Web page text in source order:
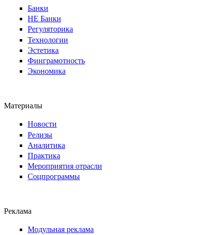
Банки
НЕ Банки
Регуляторика
Технологии
Эстетика
Финграмотность
Экономика
Материалы
Новости
Релизы
Аналитика
Практика
Мероприятия отрасли
Соцпрограммы
Реклама
Модульная реклама